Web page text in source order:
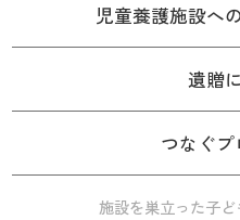
児童養護施設へ
遺贈
つなぐプ
施設を巣立った子